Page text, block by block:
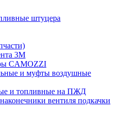
штуцера
3М
CAMOZZI
и муфты воздушные
и топливные на ПЖД
вентиля подкачки